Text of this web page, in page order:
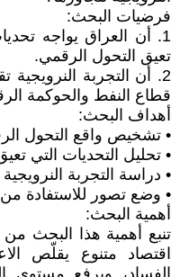
فرضيات البحث:
1. أن العراق يواجه
تعيق التحول الرقمي.
2. أن التجربة النرويجية
قطاع النفط والحوكمة
أهداف البحث:
• تشخيص واقع التحول
• تحليل التحديات التي
• دراسة التجربة
• وضع تصور للاستفادة من
أهمية البحث:
تنبع أهمية هذا البحث
اقتصاد متنوع يقلّص